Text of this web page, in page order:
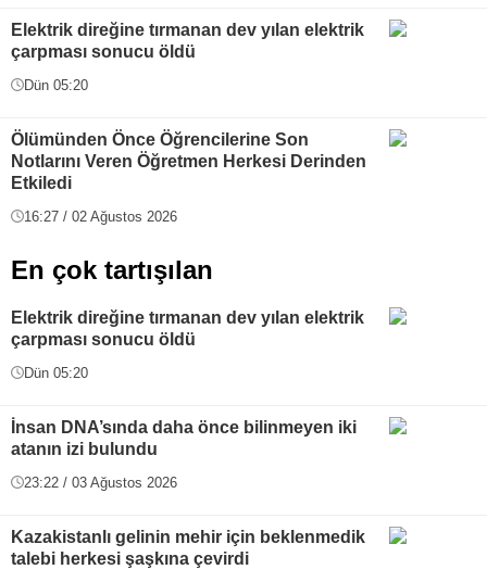
Elektrik direğine tırmanan dev yılan elektrik
çarpması sonucu öldü
Dün 05:20
Ölümünden Önce Öğrencilerine Son
Notlarını Veren Öğretmen Herkesi Derinden
Etkiledi
16:27 / 02 Ağustos 2026
En çok tartışılan
Elektrik direğine tırmanan dev yılan elektrik
çarpması sonucu öldü
Dün 05:20
İnsan DNA’sında daha önce bilinmeyen iki
atanın izi bulundu
23:22 / 03 Ağustos 2026
Kazakistanlı gelinin mehir için beklenmedik
talebi herkesi şaşkına çevirdi